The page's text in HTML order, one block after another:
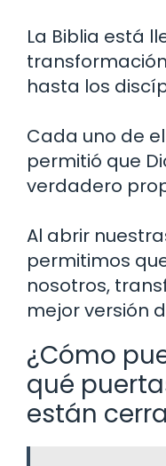
La Biblia está
hasta los
Cada uno de
permitió que
verdadero
Al abrir
permitimos
nosotros,
mejor versión
¿Cómo
qué
están